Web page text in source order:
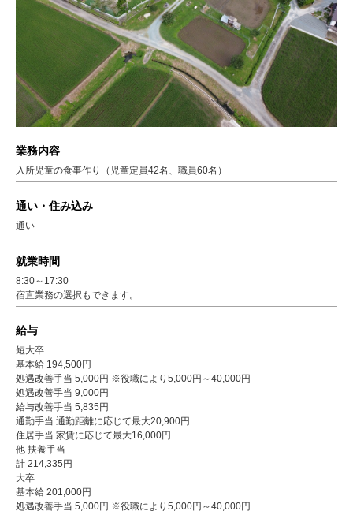
業務内容
入所児童の食事作り（児童定員42名、職員60名）
通い・住み込み
通い
就業時間
8:30～17:30
宿直業務の選択もできます。
給与
短大卒
基本給 194,500円
処遇改善手当 5,000円 ※役職により5,000円～40,000円
処遇改善手当 9,000円
給与改善手当 5,835円
通勤手当 通勤距離に応じて最大20,900円
住居手当 家賃に応じて最大16,000円
他 扶養手当
計 214,335円
大卒
基本給 201,000円
処遇改善手当 5,000円 ※役職により5,000円～40,000円